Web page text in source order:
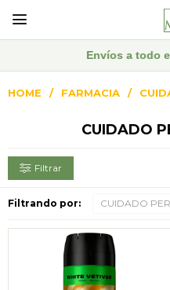

Envíos a todo
HOME FARMACIA
CUIDADO
Filtrando por: CUIDADO